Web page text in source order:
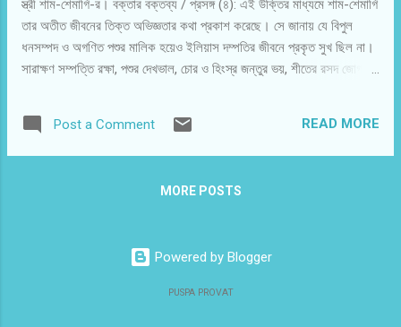
স্ত্রী শাম-শেমাগি-র। বক্তার বক্তব্য / প্রসঙ্গ (৪): এই উক্তির মাধ্যমে শাম-শেমাগি
তার অতীত জীবনের তিক্ত অভিজ্ঞতার কথা প্রকাশ করেছে। সে জানায় যে বিপুল
ধনসম্পদ ও অগণিত পশুর মালিক হয়েও ইলিয়াস দম্পতির জীবনে প্রকৃত সুখ ছিল না।
সারাক্ষণ সম্পত্তি রক্ষা, পশুর দেখভাল, চোর ও হিংস্র জন্তুর ভয়, শীতের রসদ জোগাড়
সময় ছিল না, ঈশ্বরের কাছে প্রার্থনা করার অবকাশও মিলত না। ভবিষ্যৎ নিয়ে উদ্বেগ
ও মতবিরোধের কারণে প্রায়ই তাদের মধ্যে ঝগড়া হত। এই অবিরাম মানসিক চাপ,
অশান্তি ও পাপবোধের ফলে তারা মানসিক শান্তি লাভ করতে পারেনি। এই কারণেই
তাই সে বলে, “সুখী জীবন কাকে বলে কোনোদিন বুঝিনি।”
Post a Comment READ MORE
MORE POSTS
Powered by Blogger
PUSPA PROVAT